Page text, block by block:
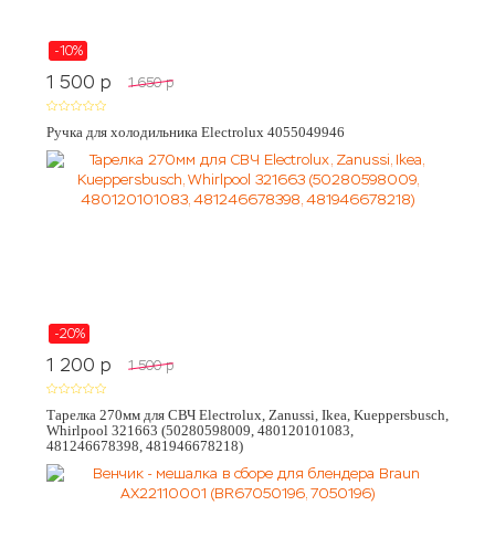
-10%
1 500 p 1 650 p
Ручка для холодильника Electrolux 4055049946
-20%
1 200 p 1 500 p
Тарелка 270мм для СВЧ Electrolux, Zanussi, Ikea, Kueppersbusch,
Whirlpool 321663 (50280598009, 480120101083,
481246678398, 481946678218)